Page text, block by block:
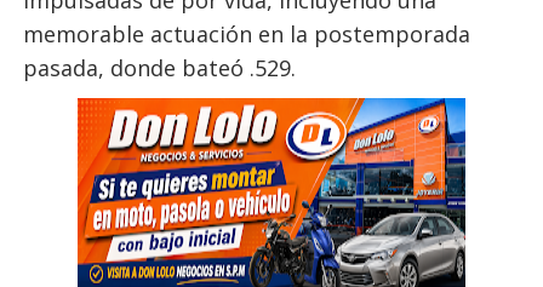
memorable actuación en la postemporada
pasada, donde bateó .529.